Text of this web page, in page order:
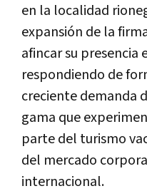
en la localidad
expansión de la
afincar su presencia
respondiendo de
creciente demanda
gama que
parte del turismo
del mercado
internacional.